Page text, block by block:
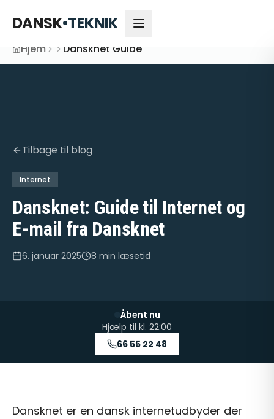
DANSK•TEKNIK
Hjem Dansknet Guide
Tilbage til blog
Internet
Dansknet: Guide til Internet og
E-mail fra Dansknet
6. januar 2025 8 min læsetid
Åbent nu
Hjælp til kl. 22:00
66 55 22 48
Dansknet er en dansk internetudbyder der